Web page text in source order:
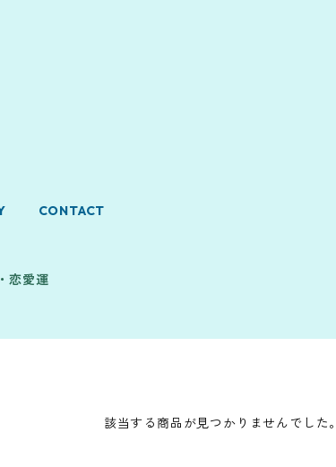
CONTACT
恋愛運
該当する商品が見つかりませんでした。